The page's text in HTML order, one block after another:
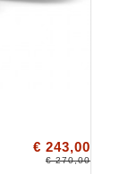
€ 243,00
€ 270,00